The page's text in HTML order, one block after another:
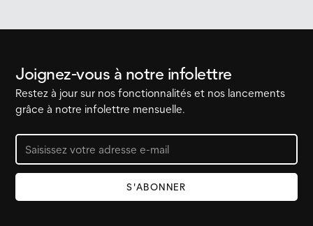
Joignez-vous à notre infolettre
Restez à jour sur nos fonctionnalités et nos lancements
grâce à notre infolettre mensuelle.